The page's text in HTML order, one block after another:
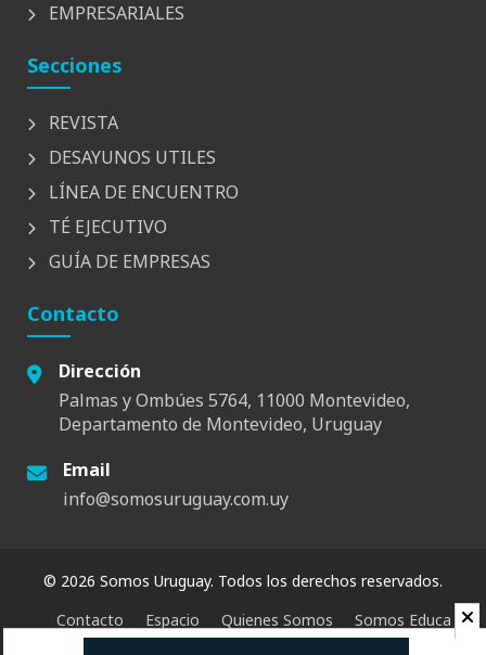
EMPRESARIALES
Secciones
REVISTA
DESAYUNOS UTILES
LÍNEA DE ENCUENTRO
TÉ EJECUTIVO
GUÍA DE EMPRESAS
Contacto
Dirección
Palmas y Ombúes 5764, 11000 Montevideo,
Departamento de Montevideo, Uruguay
Email
info@somosuruguay.com.uy
© 2026 Somos Uruguay. Todos los derechos reservados.
Contacto
Espacio Quienes Somos Somos Educa